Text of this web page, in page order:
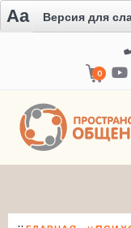
Aa Версия для
0